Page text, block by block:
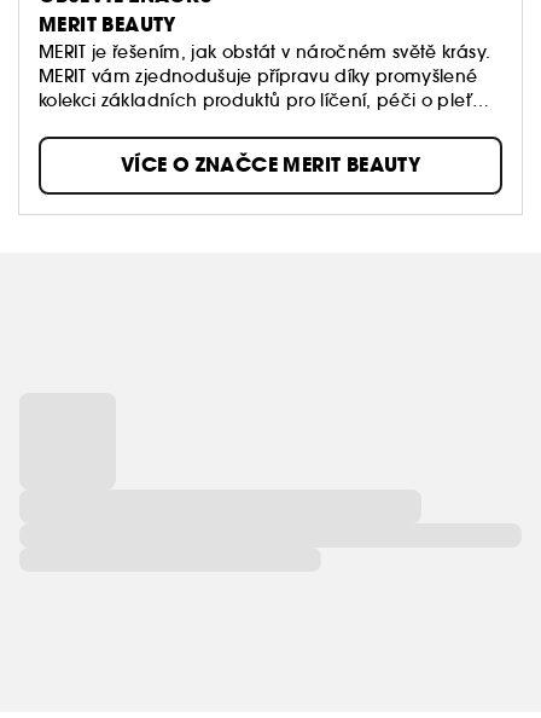
MERIT BEAUTY
MERIT je řešením, jak obstát v náročném světě krásy.
MERIT vám zjednodušuje přípravu díky promyšlené
kolekci základních produktů pro líčení, péči o pleť
každodenní použití – jsou to produkty, které budete
používat každý den a které vám budou sloužit po
dlouhá léta.
VÍCE O ZNAČCE MERIT BEAUTY